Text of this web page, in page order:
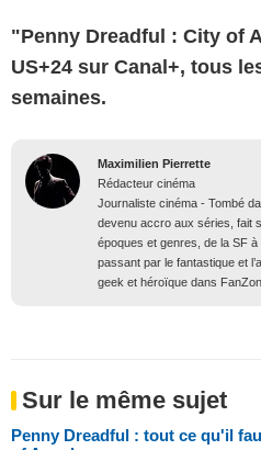
"Penny Dreadful : City of
US+24 sur Canal+, tous
semaines.
Maximilien Pierrette
Rédacteur cinéma
Journaliste cinéma - Tombé
devenu accro aux séries, fait
époques et genres, de la SF
passant par le fantastique et
geek et héroïque dans
Sur le même sujet
Penny Dreadful : tout ce qu'il